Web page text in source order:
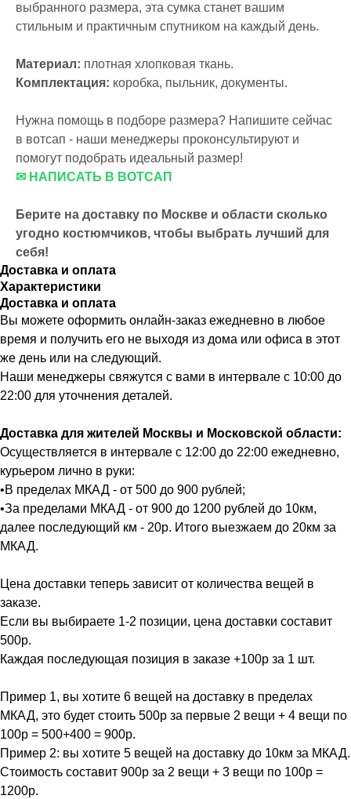
выбранного размера, эта сумка станет вашим
стильным и практичным спутником на каждый день.
Материал: плотная хлопковая ткань.
Комплектация: коробка, пыльник, документы.
Нужна помощь в подборе размера? Напишите сейчас
в вотсап - наши менеджеры проконсультируют и
помогут подобрать идеальный размер!
✉ НАПИСАТЬ В ВОТСАП
Берите на доставку по Москве и области сколько
угодно костюмчиков, чтобы выбрать лучший для
себя!
Доставка и оплата
Характеристики
Доставка и оплата
Вы можете оформить онлайн-заказ ежедневно в любое
время и получить его не выходя из дома или офиса в этот
же день или на следующий.
Наши менеджеры свяжутся с вами в интервале с 10:00 до
22:00 для уточнения деталей.
Доставка для жителей Москвы и Московской области:
Осуществляется в интервале с 12:00 до 22:00 ежедневно,
курьером лично в руки:
•В пределах МКАД - от 500 до 900 рублей;
•За пределами МКАД - от 900 до 1200 рублей до 10км,
далее последующий км - 20р. Итого выезжаем до 20км за
МКАД.
Цена доставки теперь зависит от количества вещей в
заказе.
Если вы выбираете 1-2 позиции, цена доставки составит
500р.
Каждая последующая позиция в заказе +100р за 1 шт.
Пример 1, вы хотите 6 вещей на доставку в пределах
МКАД, это будет стоить 500р за первые 2 вещи + 4 вещи по
100р = 500+400 = 900р.
Пример 2: вы хотите 5 вещей на доставку до 10км за МКАД.
Стоимость составит 900р за 2 вещи + 3 вещи по 100р =
1200р.